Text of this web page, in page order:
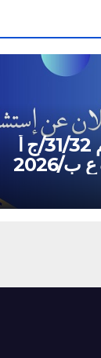
استشارة رقم 31/32/ج أ
2026